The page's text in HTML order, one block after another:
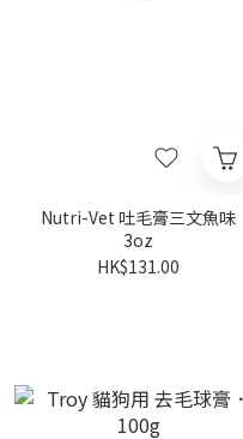
Nutri-Vet 吐毛膏三文魚味
3oz
HK$131.00